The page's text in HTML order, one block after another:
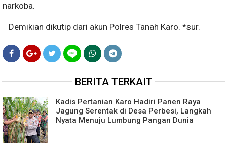
narkoba.
Demikian dikutip dari akun Polres Tanah Karo. *sur.
BERITA TERKAIT
Kadis Pertanian Karo Hadiri Panen Raya
Jagung Serentak di Desa Perbesi, Langkah
Nyata Menuju Lumbung Pangan Dunia